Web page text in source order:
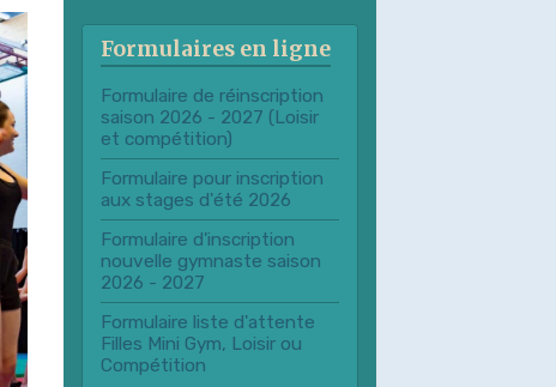
Formulaires en ligne
Formulaire de réinscription
saison 2026 - 2027 (Loisir
et compétition)
Formulaire pour inscription
aux stages d'été 2026
Formulaire d'inscription
nouvelle gymnaste saison
2026 - 2027
Formulaire liste d'attente
Filles Mini Gym, Loisir ou
Compétition